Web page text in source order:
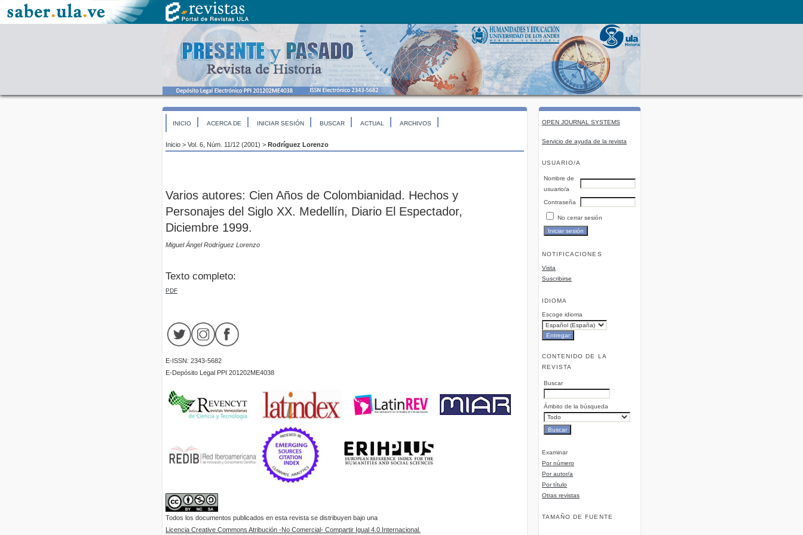
OPEN JOURNAL SYSTEMS
Servicio de ayuda de la revista
USUARIO/A
Nombre de
usuario/a
Contraseña
No cerrar sesión
NOTIFICACIONES
Vista
Suscribirse
IDIOMA
Escoge idioma
CONTENIDO DE LA
REVISTA
Buscar
Ámbito de la búsqueda
Examinar
Por número
Por autor/a
Por título
Otras revistas
TAMAÑO DE FUENTE
INICIO ACERCA DE INICIAR SESIÓN BUSCAR ACTUAL ARCHIVOS
Inicio > Vol. 6, Núm. 11/12 (2001) > Rodríguez Lorenzo
Varios autores: Cien Años de Colombianidad. Hechos y
Personajes del Siglo XX. Medellín, Diario El Espectador,
Diciembre 1999.
Miguel Ángel Rodríguez Lorenzo
Texto completo:
PDF
E-ISSN: 2343-5682
E-Depósito Legal PPI 201202ME4038
Todos los documentos publicados en esta revista se distribuyen bajo una
Licencia Creative Commons Atribución -No Comercial- Compartir Igual 4.0 Internacional.